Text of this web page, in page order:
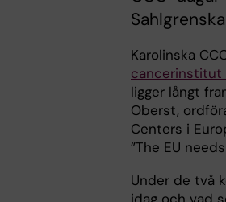
Karolinska
cancerinstitut
ligger långt
Oberst,
Centers i
”The EU
Under de två